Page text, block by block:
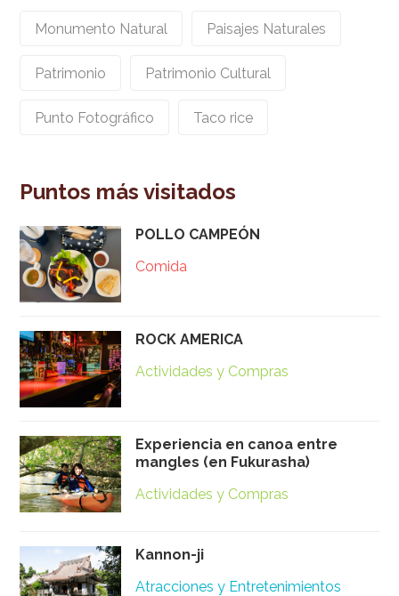
Monumento Natural Paisajes Naturales
Patrimonio Patrimonio Cultural
Punto Fotográfico Taco rice
Puntos más visitados
POLLO CAMPEÓN
Comida
ROCK AMERICA
Actividades y Compras
Experiencia en canoa entre
mangles (en Fukurasha)
Actividades y Compras
Kannon-ji
Atracciones y Entretenimientos